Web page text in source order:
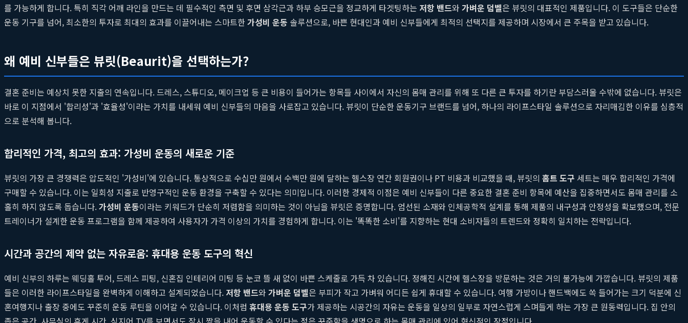
를 가능하게 합니다. 특히 직각 어깨 라인을 만드는 데 필수적인 측면 및 후면 삼각근과 하부 승모근을 정교하게 타겟팅하는 저항 밴드와 가벼운 덤벨은 뷰릿의 대표적인 제품입니다. 이 도구들은 단순한
운동 기구를 넘어, 최소한의 투자로 최대의 효과를 이끌어내는 스마트한가성비 운동 솔루션으로, 바쁜 현대인과 예비 신부들에게 최적의 선택지를 제공하며 시장에서 큰 주목을 받고 있습니다.
왜 예비 신부들은 뷰릿(Beaurit)을 선택하는가?
결혼 준비는 예상치 못한 지출의 연속입니다. 드레스, 스튜디오, 메이크업 등 큰 비용이 들어가는 항목들 사이에서 자신의 몸매 관리를 위해 또 다른 큰 투자를 하기란 부담스러울 수밖에 없습니다. 뷰릿은
바로 이 지점에서 '합리성'과 '효율성'이라는 가치를 내세워 예비 신부들의 마음을 사로잡고 있습니다. 뷰릿이 단순한 운동기구 브랜드를 넘어, 하나의 라이프스타일 솔루션으로 자리매김한 이유를 심층적
으로 분석해 봅니다.
합리적인 가격, 최고의 효과: 가성비 운동의 새로운 기준
뷰릿의 가장 큰 경쟁력은 압도적인 '가성비'에 있습니다. 통상적으로 수십만 원에서 수백만 원에 달하는 헬스장 연간 회원권이나 PT 비용과 비교했을 때, 뷰릿의 홈트 도구 세트는 매우 합리적인 가격에
구매할 수 있습니다. 이는 일회성 지출로 반영구적인 운동 환경을 구축할 수 있다는 의미입니다. 이러한 경제적 이점은 예비 신부들이 다른 중요한 결혼 준비 항목에 예산을 집중하면서도 몸매 관리를 소
홀히 하지 않도록 돕습니다.가성비 운동이라는 키워드가 단순히 저렴함을 의미하는 것이 아님을 뷰릿은 증명합니다. 엄선된 소재와 인체공학적 설계를 통해 제품의 내구성과 안정성을 확보했으며, 전문
트레이너가 설계한 운동 프로그램을 함께 제공하여 사용자가 가격 이상의 가치를 경험하게 합니다. 이는 '똑똑한 소비'를 지향하는 현대 소비자들의 트렌드와 정확히 일치하는 전략입니다.
시간과 공간의 제약 없는 자유로움: 휴대용 운동 도구의 혁신
예비 신부의 하루는 웨딩홀 투어, 드레스 피팅, 신혼집 인테리어 미팅 등 눈코 뜰 새 없이 바쁜 스케줄로 가득 차 있습니다. 정해진 시간에 헬스장을 방문하는 것은 거의 불가능에 가깝습니다. 뷰릿의 제품
들은 이러한 라이프스타일을 완벽하게 이해하고 설계되었습니다. 저항 밴드와 가벼운 덤벨은 부피가 작고 가벼워 어디든 쉽게 휴대할 수 있습니다. 여행 가방이나 핸드백에도 쏙 들어가는 크기 덕분에 신
혼여행지나 출장 중에도 꾸준히 운동 루틴을 이어갈 수 있습니다. 이처럼 휴대용 운동 도구가 제공하는 시공간의 자유는 운동을 일상의 일부로 자연스럽게 스며들게 하는 가장 큰 원동력입니다. 집 안의